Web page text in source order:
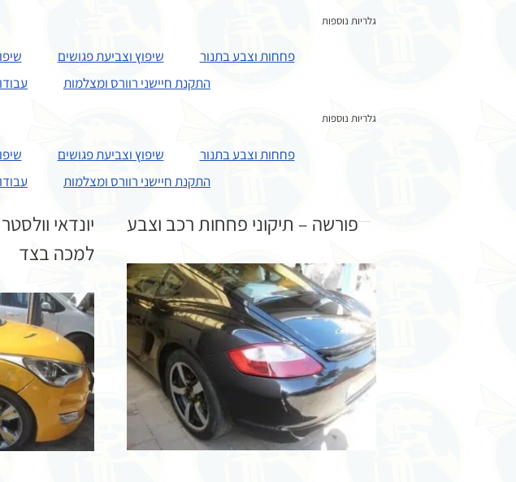
גלריות נוספות
פחחות וצבע בתנור שיפוץ וצביעת פגושים
התקנת חיישני רוורס ומצלמות
גלריות נוספות
פחחות וצבע בתנור שיפוץ וצביעת פגושים
התקנת חיישני רוורס ומצלמות
פורשה – תיקוני פחחות רכב וצבע
יונדאי
למכה בצד